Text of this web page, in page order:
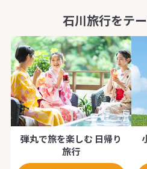
石川旅行をテ
弾丸で旅を楽しむ 日帰り
旅行